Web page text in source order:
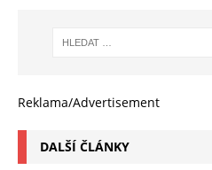
Reklama/Advertisement
DALŠÍ ČLÁNKY